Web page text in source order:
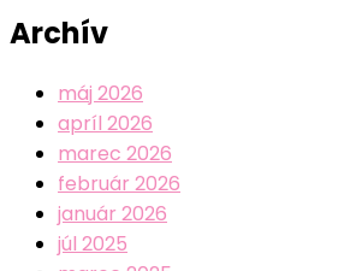
Archív
máj 2026
apríl 2026
marec 2026
február 2026
január 2026
júl 2025